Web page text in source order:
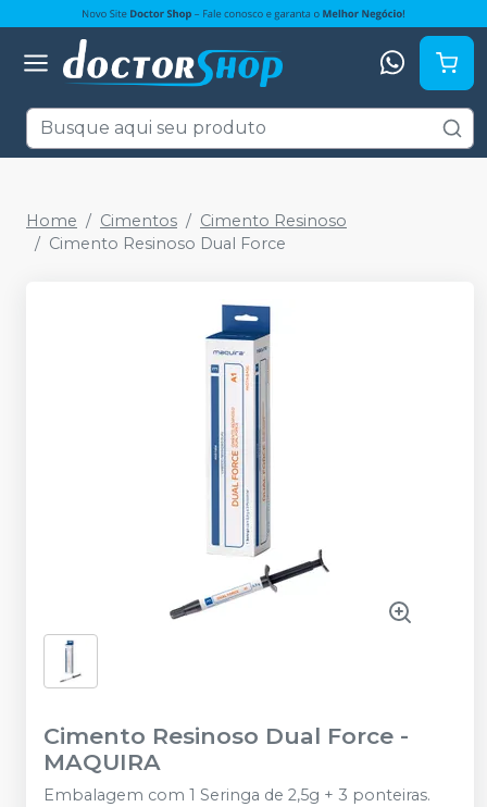
Home Cimentos
Cimento Resinoso
Cimento Resinoso Dual Force
Cimento Resinoso Dual Force -
MAQUIRA
Embalagem com 1 Seringa de 2,5g + 3 ponteiras.